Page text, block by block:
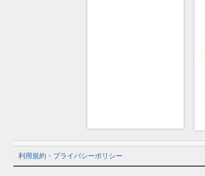
利用規約・プライバシーポリシー